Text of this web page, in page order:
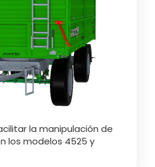
la manipulación de
los modelos 4525 y